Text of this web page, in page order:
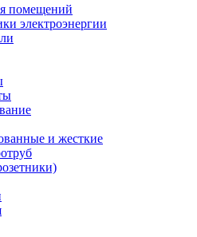
помещений
электроэнергии
и жесткие